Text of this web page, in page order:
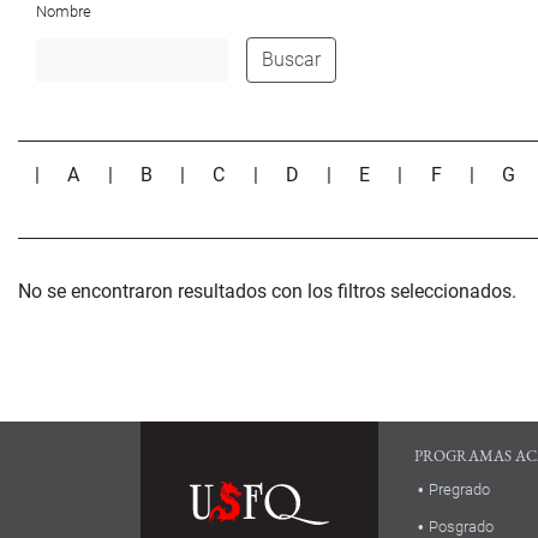
Nombre
Buscar
|A B C D E F G
No se encontraron resultados con los filtros seleccionados.
PROGRAMAS
Pregrado
Posgrado